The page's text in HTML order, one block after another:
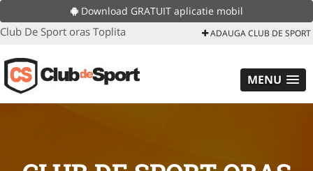
Download GRATUIT aplicatie mobil
Club De Sport oras Toplita ADAUGA CLUB DE SPORT
MENU